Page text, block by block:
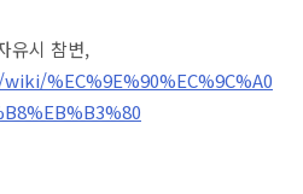
유시 참변,
%EC%9E%90%EC%9C%A0